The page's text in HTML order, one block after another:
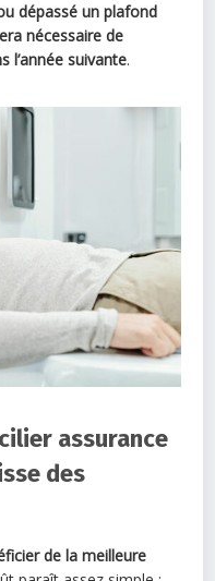
dépassé un plafond
nécessaire de
l’année suivante.
assurance
des
de la meilleure